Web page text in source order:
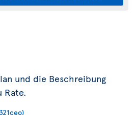
und die Beschreibung
Rate.